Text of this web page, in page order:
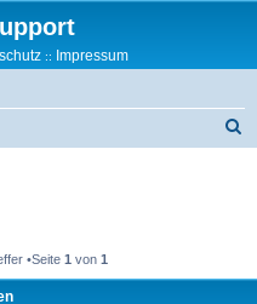
:: Impressum
•Seite 1 von 1